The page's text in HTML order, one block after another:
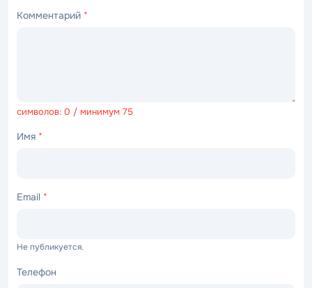
Комментарий *
символов: 0 / минимум 75
Имя *
Email *
Не публикуется.
Телефон